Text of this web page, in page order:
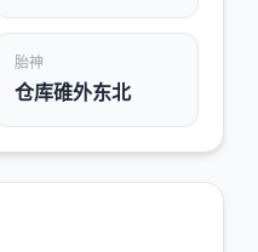
胎神
仓库碓外东北